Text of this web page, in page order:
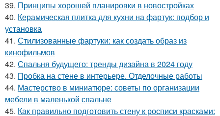
39. Принципы хорошей планировки в новостройках
40. Керамическая плитка для кухни на фартук: подбор и
установка
41. Стилизованные фартуки: как создать образ из
кинофильмов
42. Спальня будущего: тренды дизайна в 2024 году
43. Пробка на стене в интерьере. Отделочные работы
44. Мастерство в миниатюре: советы по организации
мебели в маленькой спальне
45. Как правильно подготовить стену к росписи красками: